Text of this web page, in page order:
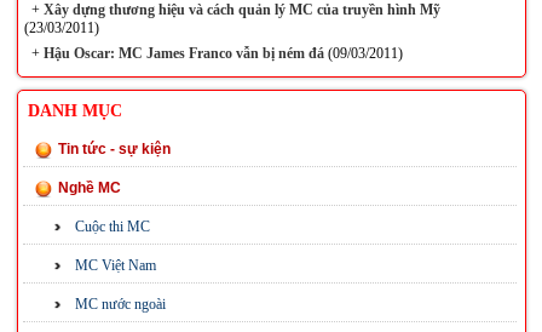
+Xây dựng thương hiệu và cách quản lý MC của truyền hình Mỹ
(23/03/2011)
+Hậu Oscar: MC James Franco vẫn bị ném đá(09/03/2011)
DANH MỤC
Tin tức - sự kiện
Nghề MC
Cuộc thi MC
MC Việt Nam
MC nước ngoài